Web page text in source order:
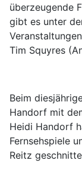
überzeugende
gibt es unter
Tim Squyres
Beim
Handorf mit
Heidi Handorf
Fernsehspiele
Reitz